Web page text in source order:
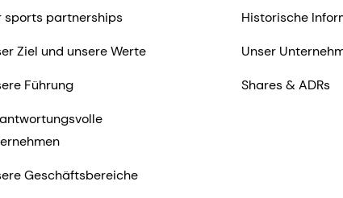
sports partnerships
Ziel und unsere Werte
Führung
Geschäftsbereiche
Historische
Unser
Shares & ADRs